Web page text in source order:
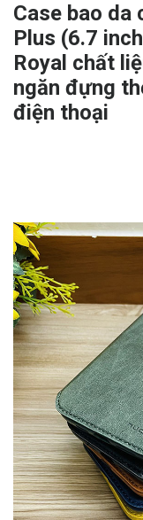
Case bao da
Plus (6.7
Royal chất
ngăn đựng
điện thoại